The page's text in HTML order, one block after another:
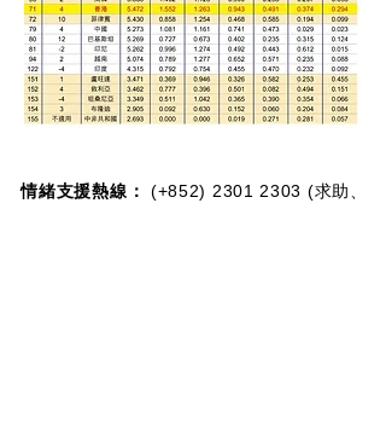
情緒支援熱線：​​ (+852) 2301 2303 (求助、